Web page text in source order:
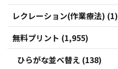
レクレーション(作業療法) (1)
無料プリント (1,955)
ひらがな並べ替え (138)